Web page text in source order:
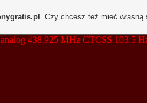
MHz CTCSS 103.5 Hz,
. Czy chcesz też mieć własną